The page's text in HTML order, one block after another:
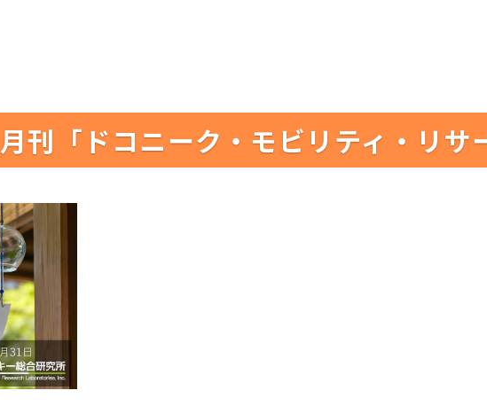
月刊「ドコニーク・モビリティ・リサ